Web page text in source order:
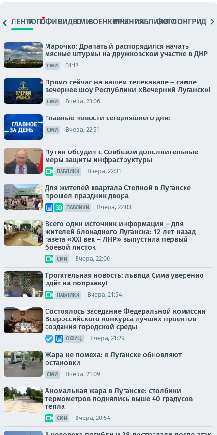
ЛЕНТАТОПОФИЦ.ВИДЕОСМИВОЕНКОРЫМНЕНИЯПАБЛИКИ
ФОТОЛОНГРИДЫ
Марочко: Драпатый распорядился начать
мясные штурмы на дружковском участке в ДНР
СМИ 01:12
Прямо сейчас на нашем телеканале – самое
вечернее шоу Республики «Вечерний Луганск»!
СМИ Вчера, 23:06
Главные новости сегодняшнего дня:
СМИ Вчера, 22:51
Путин обсудил с Совбезом дополнительные
меры защиты инфраструктуры
ПАБЛИКИ Вчера, 22:31
Для жителей квартала Степной в Луганске
прошел праздник двора
ПАБЛИКИ Вчера, 22:03
Всего один источник информации – для
жителей блокадного Луганска: 12 лет назад
газета «XXI век – ЛНР» выпустила первый
боевой листок
СМИ Вчера, 22:00
Трогательная новость: львица Сима уверенно
идёт на поправку!
ПАБЛИКИ Вчера, 21:54
Состоялось заседание Федеральной комиссии
Всероссийского конкурса лучших проектов
создания городской среды
ОФИЦ. Вчера, 21:29
Жара не помеха: в Луганске обновляют
остановки
СМИ Вчера, 21:09
Аномальная жара в Луганске: столбики
термометров поднялись выше 40 градусов
тепла
СМИ Вчера, 20:54